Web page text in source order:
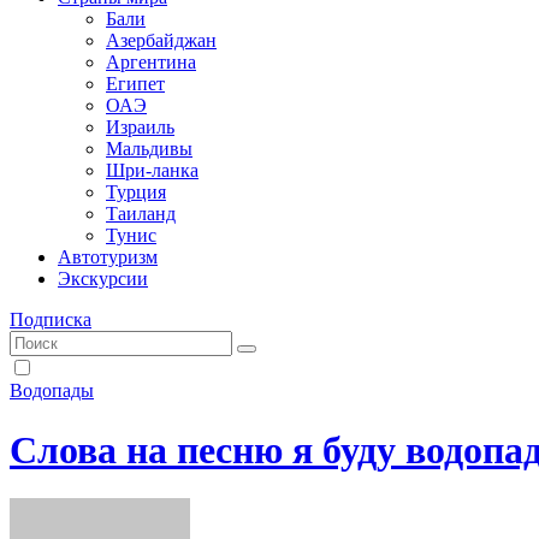
Бали
Азербайджан
Аргентина
Египет
ОАЭ
Израиль
Мальдивы
Шри-ланка
Турция
Таиланд
Тунис
Автотуризм
Экскурсии
Подписка
Водопады
Слова на песню я буду